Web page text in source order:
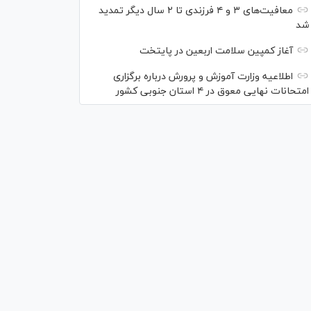
معافیت‌های ۳ و ۴ فرزندی تا ۲ سال دیگر تمدید
شد
آغاز کمپین سلامت اربعین در پایتخت
اطلاعیه وزارت آموزش و پرورش درباره برگزاری
امتحانات نهایی معوق در ۴ استان جنوبی کشور